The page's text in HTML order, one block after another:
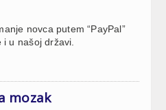
novca putem “PayPal”
u našoj državi.
mozak